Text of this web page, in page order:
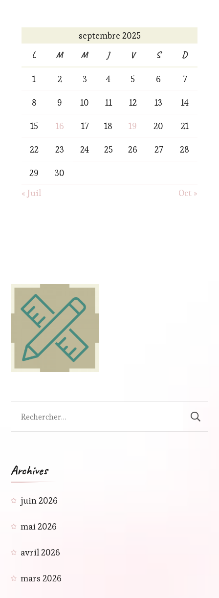
septembre 2025
L M M J V S D
1 2 3 4 5 6 7
8 9 10 11 12 13 14
15 16 17 18 19 20 21
22 23 24 25 26 27 28
29
30
« Juil
Oct »
Archives
juin 2026
mai 2026
avril 2026
mars 2026